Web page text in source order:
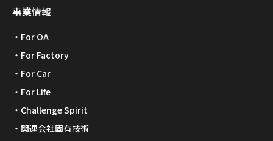
事業情報
For OA
For Factory
For Car
For Life
Challenge Spirit
関連会社固有技術